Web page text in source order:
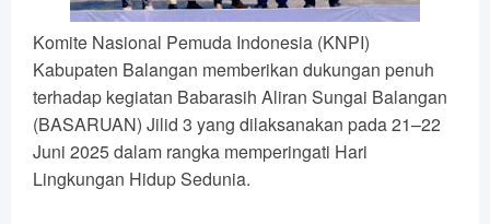
Komite Nasional Pemuda Indonesia (KNPI)
Kabupaten Balangan memberikan dukungan penuh
terhadap kegiatan Babarasih Aliran Sungai Balangan
(BASARUAN) Jilid 3 yang dilaksanakan pada 21–22
Juni 2025 dalam rangka memperingati Hari
Lingkungan Hidup Sedunia.